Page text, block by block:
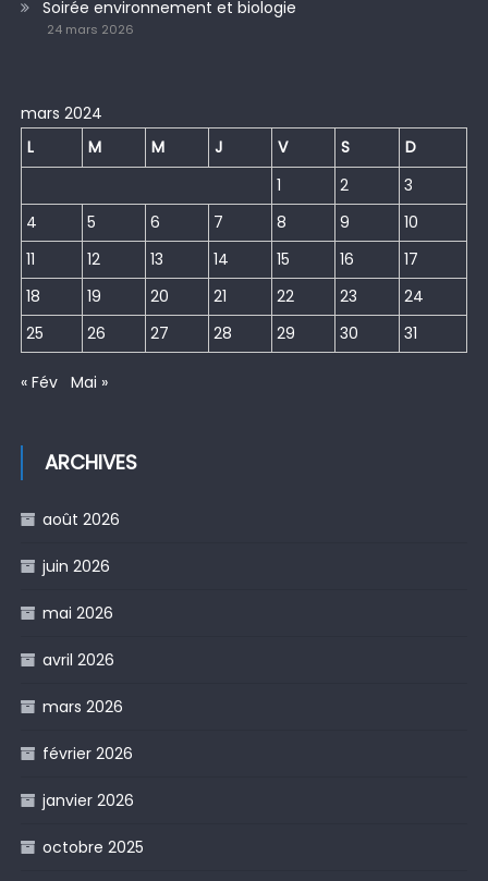
Soirée environnement et biologie
24 mars 2026
mars 2024
L
M M J V S
D
1
2
3
4
5 6 7 8 9
10
11
12 13 14 15 16
17
18
19 20 21 22 23
24
25
26 27 28 29 30 31
« Fév Mai »
ARCHIVES
août 2026
juin 2026
mai 2026
avril 2026
mars 2026
février 2026
janvier 2026
octobre 2025